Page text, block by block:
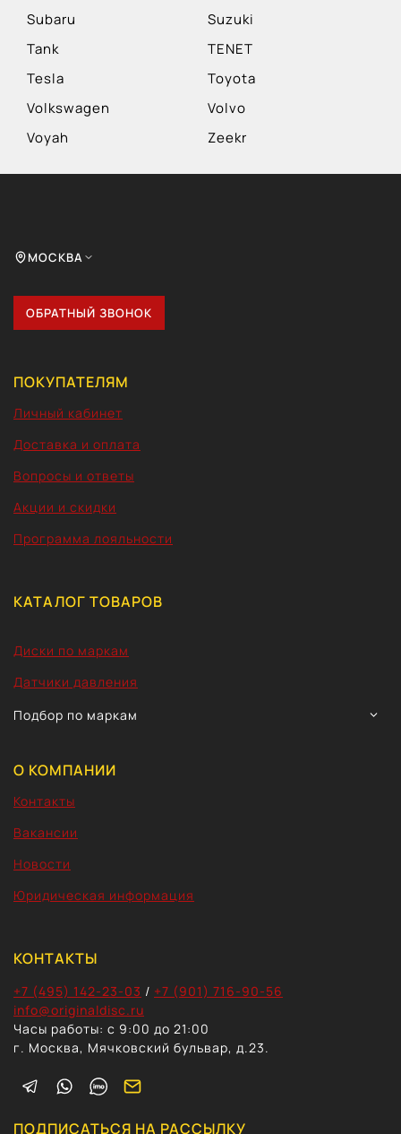
Subaru
Suzuki
Tank
TENET
Tesla
Toyota
Volkswagen
Volvo
Voyah
Zeekr
МОСКВА
ОБРАТНЫЙ ЗВОНОК
ПОКУПАТЕЛЯМ
Личный кабинет
Доставка и оплата
Вопросы и ответы
Акции и скидки
Программа лояльности
КАТАЛОГ ТОВАРОВ
Диски по маркам
Датчики давления
Подбор по маркам
О КОМПАНИИ
Контакты
Вакансии
Новости
Юридическая информация
КОНТАКТЫ
+7 (495) 142-23-03 / +7 (901) 716-90-56
info@originaldisc.ru
Часы работы: с 9:00 до 21:00
г. Москва, Мячковский бульвар, д.23.
ПОДПИСАТЬСЯ НА РАССЫЛКУ